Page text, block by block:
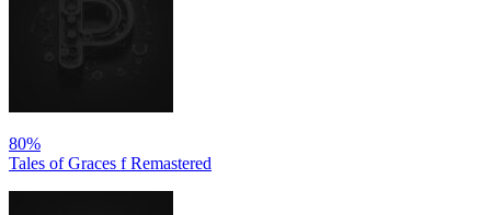
80%
Tales of Graces f Remastered